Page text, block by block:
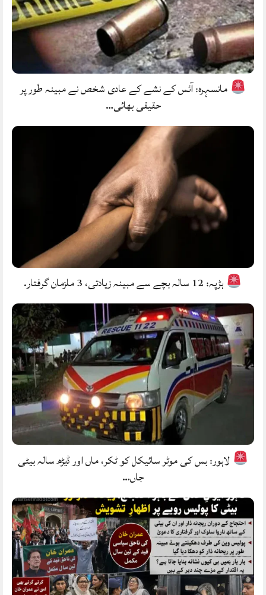
مانسہرہ: آئس کے نشے کے عادی شخص نے مبینہ طور پر
حقیقی بھائی…
ہڑپہ: 12 سالہ بچے سے مبینہ زیادتی، 3 ملزمان گرفتار.
لاہور: بس کی موٹر سائیکل کو ٹکر، ماں اور ڈیڑھ سالہ بیٹی
جاں…